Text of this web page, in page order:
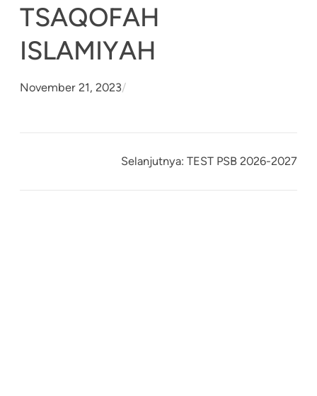
TSAQOFAH
ISLAMIYAH
November 21, 2023/
Selanjutnya: TEST PSB 2026-2027